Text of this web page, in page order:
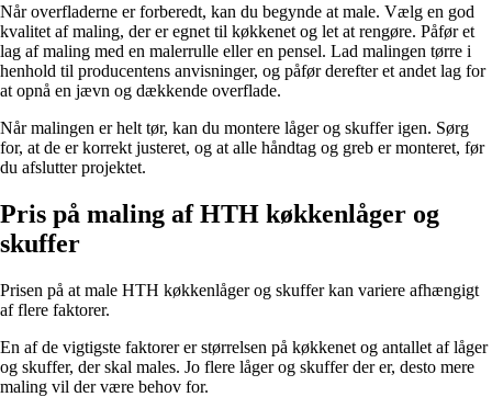
Når overfladerne er forberedt, kan du begynde at male. Vælg en god
kvalitet af maling, der er egnet til køkkenet og let at rengøre. Påfør et
lag af maling med en malerrulle eller en pensel. Lad malingen tørre i
henhold til producentens anvisninger, og påfør derefter et andet lag for
at opnå en jævn og dækkende overflade.
Når malingen er helt tør, kan du montere låger og skuffer igen. Sørg
for, at de er korrekt justeret, og at alle håndtag og greb er monteret, før
du afslutter projektet.
Pris på maling af HTH køkkenlåger og
skuffer
Prisen på at male HTH køkkenlåger og skuffer kan variere afhængigt
af flere faktorer.
En af de vigtigste faktorer er størrelsen på køkkenet og antallet af låger
og skuffer, der skal males. Jo flere låger og skuffer der er, desto mere
maling vil der være behov for.